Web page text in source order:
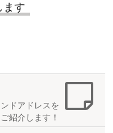
ます
ドアドレスを
ご紹介します！